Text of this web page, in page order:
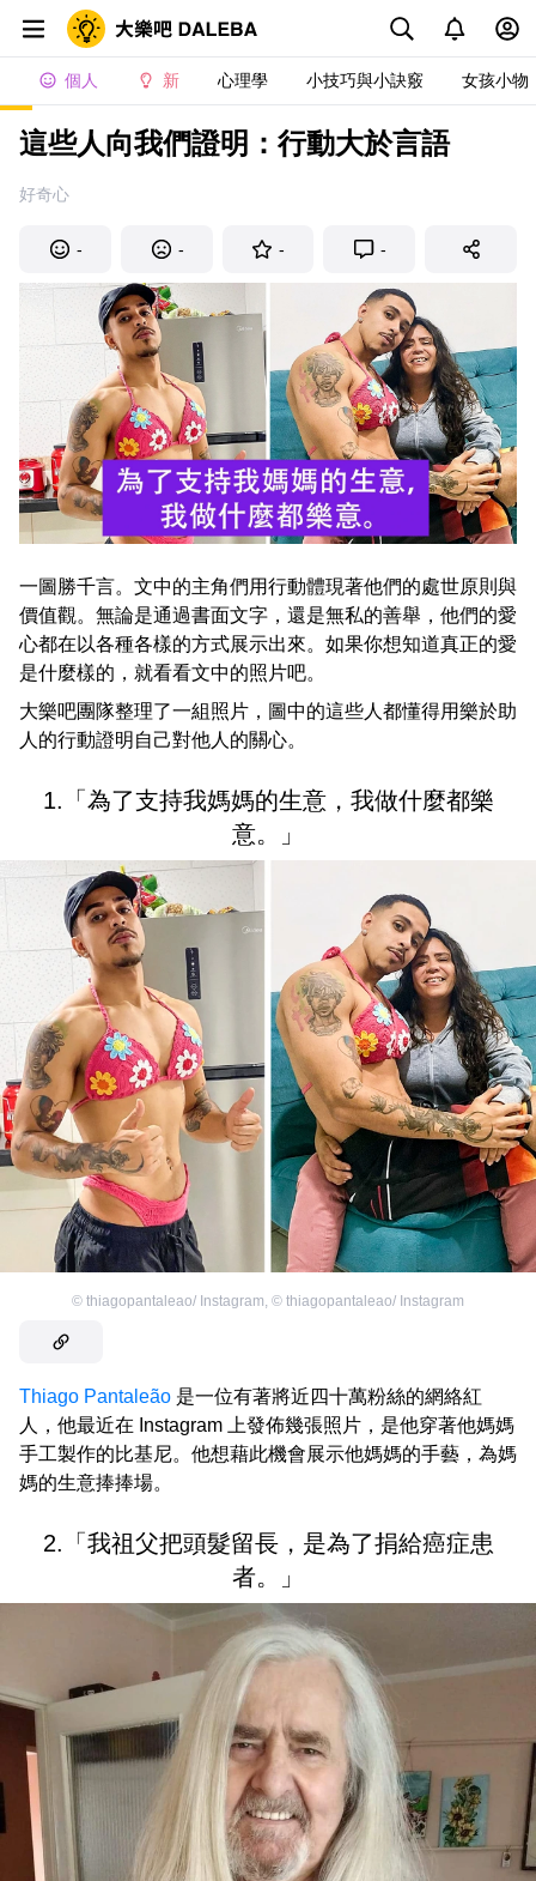
個人 新 心理學 小技巧與小訣竅 女孩小物
這些人向我們證明：行動大於言語
好奇心
- - - -
一圖勝千言。文中的主角們用行動體現著他們的處世原則與
價值觀。無論是通過書面文字，還是無私的善舉，他們的愛
心都在以各種各樣的方式展示出來。如果你想知道真正的愛
是什麼樣的，就看看文中的照片吧。
大樂吧團隊整理了一組照片，圖中的這些人都懂得用樂於助
人的行動證明自己對他人的關心。
1.「為了支持我媽媽的生意，我做什麼都樂
意。」
© thiagopantaleao/ Instagram, © thiagopantaleao/ Instagram
Thiago Pantaleão 是一位有著將近四十萬粉絲的網絡紅
人，他最近在 Instagram 上發佈幾張照片，是他穿著他媽媽
手工製作的比基尼。他想藉此機會展示他媽媽的手藝，為媽
媽的生意捧捧場。
2.「我祖父把頭髮留長，是為了捐給癌症患
者。」